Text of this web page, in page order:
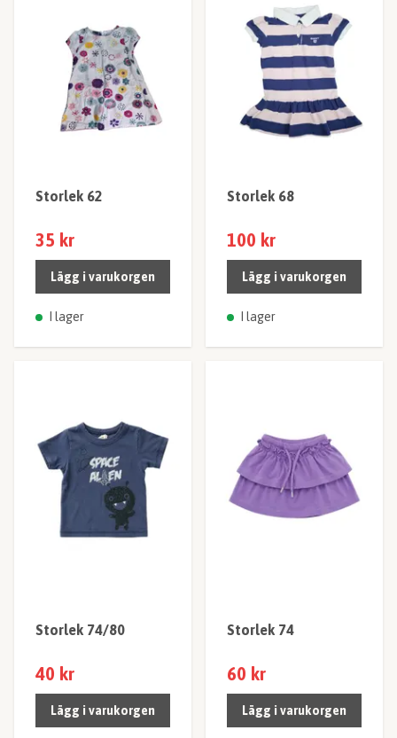
Storlek 62
35 kr
Lägg i varukorgen
I lager
Storlek 68
100 kr
Lägg i varukorgen
I lager
Storlek 74/80
40 kr
Lägg i varukorgen
Storlek 74
60 kr
Lägg i varukorgen